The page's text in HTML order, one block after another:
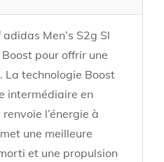
Men’s S2g Sl
pour offrir une
La technologie Boost
intermédiaire en
l’énergie à
une meilleure
et une propulsion